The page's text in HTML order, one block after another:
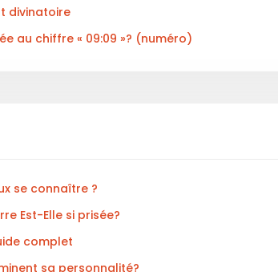
divinatoire
au chiffre « 09:09 »? (numéro)
se connaître ?
Est-Elle si prisée?
complet
sa personnalité?